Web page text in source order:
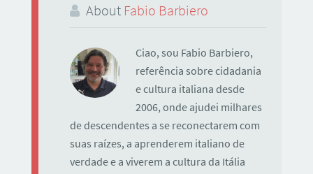
About Fabio Barbiero
Ciao, sou Fabio Barbiero,
referência sobre cidadania
e cultura italiana desde
2006, onde ajudei milhares
de descendentes a se reconectarem com
suas raízes, a aprenderem italiano de
verdade e a viverem a cultura da Itália